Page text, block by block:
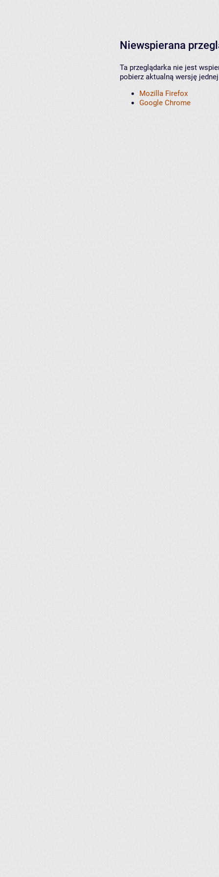
Niewspierana
Ta przeglądarka nie jest
pobierz aktualną wersję
Mozilla Firefox
Google Chrome